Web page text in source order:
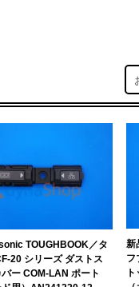
TOUGHBOOK／タ
20 シリーズ ダストス
ー COM-LAN ポート
新
フ